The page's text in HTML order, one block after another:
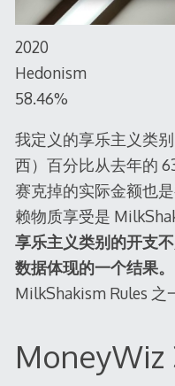
2020
Hedonism
58.46%
我定义的享乐主义类
西）百分比从去年的
赛克掉的实际金额也
赖物质享受是
享乐主义类别的开支
数据体现的一个结果。
MilkShakism Rules 之
MoneyWiz